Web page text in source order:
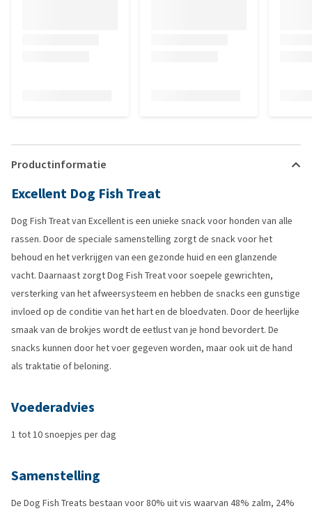
Productinformatie
Excellent Dog Fish Treat
Dog Fish Treat van Excellent is een unieke snack voor honden van alle
rassen. Door de speciale samenstelling zorgt de snack voor het
behoud en het verkrijgen van een gezonde huid en een glanzende
vacht. Daarnaast zorgt Dog Fish Treat voor soepele gewrichten,
versterking van het afweersysteem en hebben de snacks een gunstige
invloed op de conditie van het hart en de bloedvaten. Door de heerlijke
smaak van de brokjes wordt de eetlust van je hond bevordert. De
snacks kunnen door het voer gegeven worden, maar ook uit de hand
als traktatie of beloning.
Voederadvies
1 tot 10 snoepjes per dag
Samenstelling
De Dog Fish Treats bestaan voor 80% uit vis waarvan 48% zalm, 24%